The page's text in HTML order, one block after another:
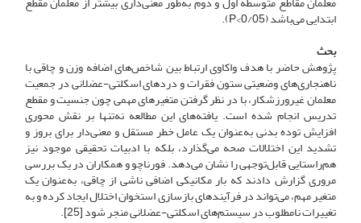
ابتدایی می‌باشد (0/05>P).
بحث
پژوهش حاضر با هدف واکاوی ارتباط بین شاخص‌های اضافه وزن و چاقی با
ناهنجاری‌های وضعیتی ستون فقرات و دردهای اسکلتی-عضلانی در جمعیت
معلمان غیرورزشکار، با در نظر گرفتن متغیرهای مهمی چون جنسیت و مقطع
تدریس انجام شده است. یافته‌های این مطالعه نه‌تنها بر نقش محوری
افزایش توده بدنی به‌عنوان یک عامل خطر مستقل و معنی‌دار برای بروز و
تشدید این اختلالات صحه می‌گذارد، بلکه با ادبیات تحقیقی موجود نیز
هم‌راستایی قابل‌توجهی را نشان می‌دهد. فورناچو و همکاران در یک بررسی
مروری گزارش دادند که بار مکانیکی اضافی ناشی از چاقی، به‌عنوان یک
متغیر مهم، می‌تواند در فرآیندهای بازسازی استخوان اختلال ایجاد کرده و به
تغییرات نامطلوب در سیستم‌های اسکلتی-عضلانی منجر شود [25].